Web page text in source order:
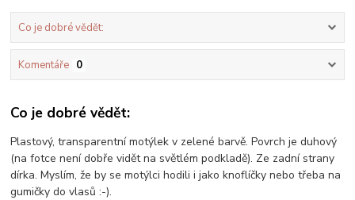
Co je dobré vědět:
Komentáře 0
Co je dobré vědět:
Plastový, transparentní motýlek v zelené barvě. Povrch je duhový
(na fotce není dobře vidět na světlém podkladě). Ze zadní strany
dírka. Myslím, že by se motýlci hodili i jako knoflíčky nebo třeba na
gumičky do vlasů :-).